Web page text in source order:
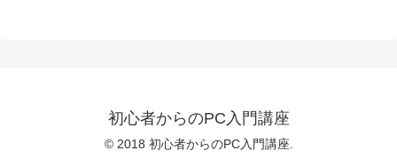
初心者からのPC入門講座
© 2018 初心者からのPC入門講座.